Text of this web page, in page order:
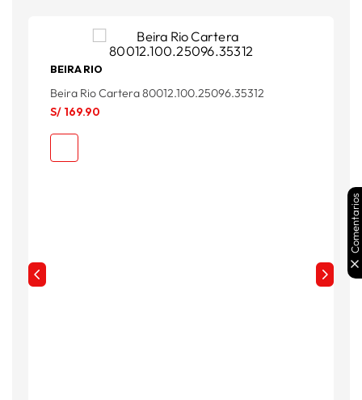
BEIRA RIO
Beira Rio Cartera 80012.100.25096.35312
S/ 169.90
Comentarios